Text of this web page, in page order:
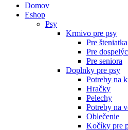
Domov
Eshop
Psy
Krmivo pre psy
Pre šteniatka
Pre
Pre seniora
Doplnky pre psy
Potreby na
Hračky
Pelechy
Potreby na
Oblečenie
Kočíky pre